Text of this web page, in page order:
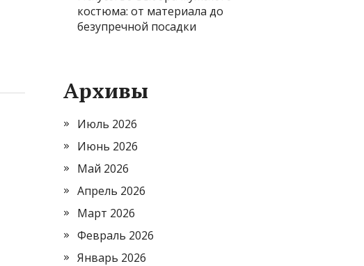
костюма: от материала до
безупречной посадки
Архивы
Июль 2026
Июнь 2026
Май 2026
Апрель 2026
Март 2026
Февраль 2026
Январь 2026